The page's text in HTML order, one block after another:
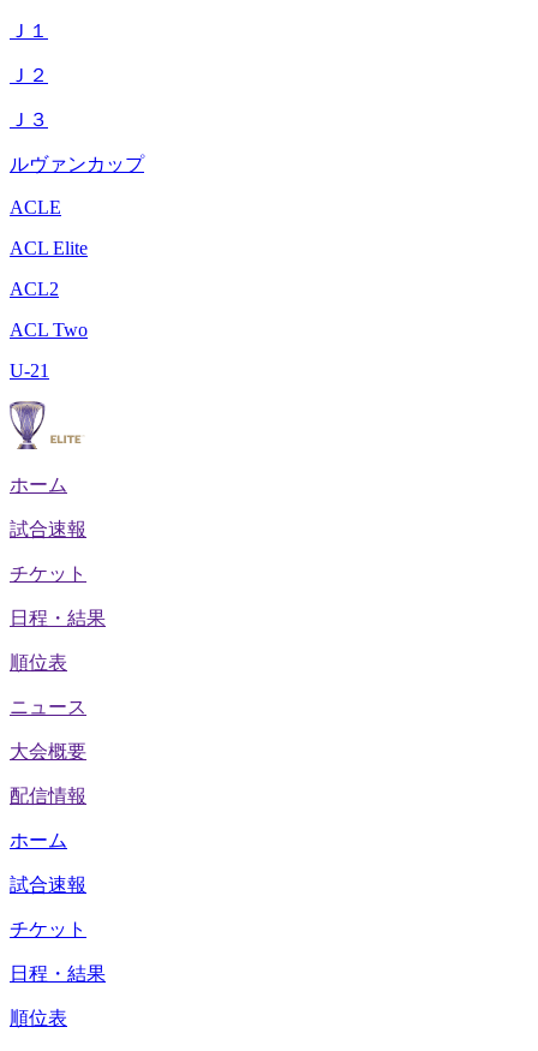
Ｊ１
Ｊ２
Ｊ３
ルヴァンカップ
ACLE
ACL Elite
ACL2
ACL Two
U-21
ホーム
試合速報
チケット
日程・結果
順位表
ニュース
大会概要
配信情報
ホーム
試合速報
チケット
日程・結果
順位表